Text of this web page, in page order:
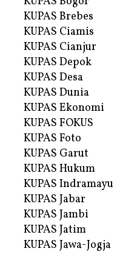
KUPAS Brebes
KUPAS Ciamis
KUPAS Cianjur
KUPAS Depok
KUPAS Desa
KUPAS Dunia
KUPAS Ekonomi
KUPAS FOKUS
KUPAS Foto
KUPAS Garut
KUPAS Hukum
KUPAS Indramayu
KUPAS Jabar
KUPAS Jambi
KUPAS Jatim
KUPAS Jawa-Jogja